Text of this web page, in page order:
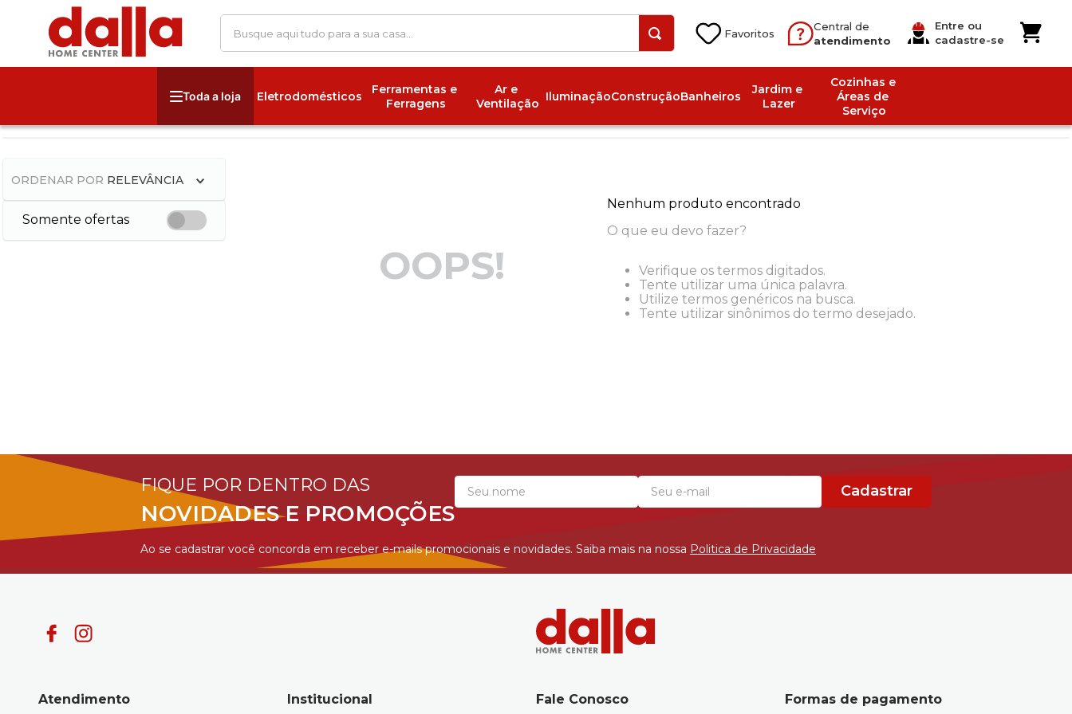
Busque aqui tudo para a sua casa...
Central de
atendimento
Entre ou
cadastre-se
Eletrodomésticos
Ferramentas e
Ferragens
Ar e
Ventilação IluminaçãoConstruçãoBanheiros
Jardim e
Lazer
Cozinhas e
Áreas de
Serviço
ORDENAR POR RELEVÂNCIA
Somente ofertas
OOPS!
Nenhum produto encontrado
O que eu devo fazer?
Verifique os termos digitados.
Tente utilizar uma única palavra.
Utilize termos genéricos na busca.
Tente utilizar sinônimos do termo desejado.
FIQUE POR DENTRO DAS
NOVIDADES E PROMOÇÕES
Ao se cadastrar você concorda em receber e-mails promocionais e novidades. Saiba mais na nossa Politica de Privacidade
Cadastrar
Atendimento Institucional Fale Conosco Formas de pagamento